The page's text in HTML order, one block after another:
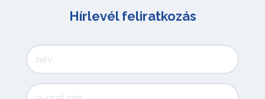
Hírlevél feliratkozás